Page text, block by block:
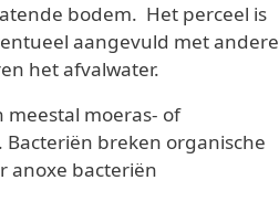
bodem. Het perceel is
aangevuld met andere
het afvalwater.
moeras- of
breken organische
anoxe bacteriën